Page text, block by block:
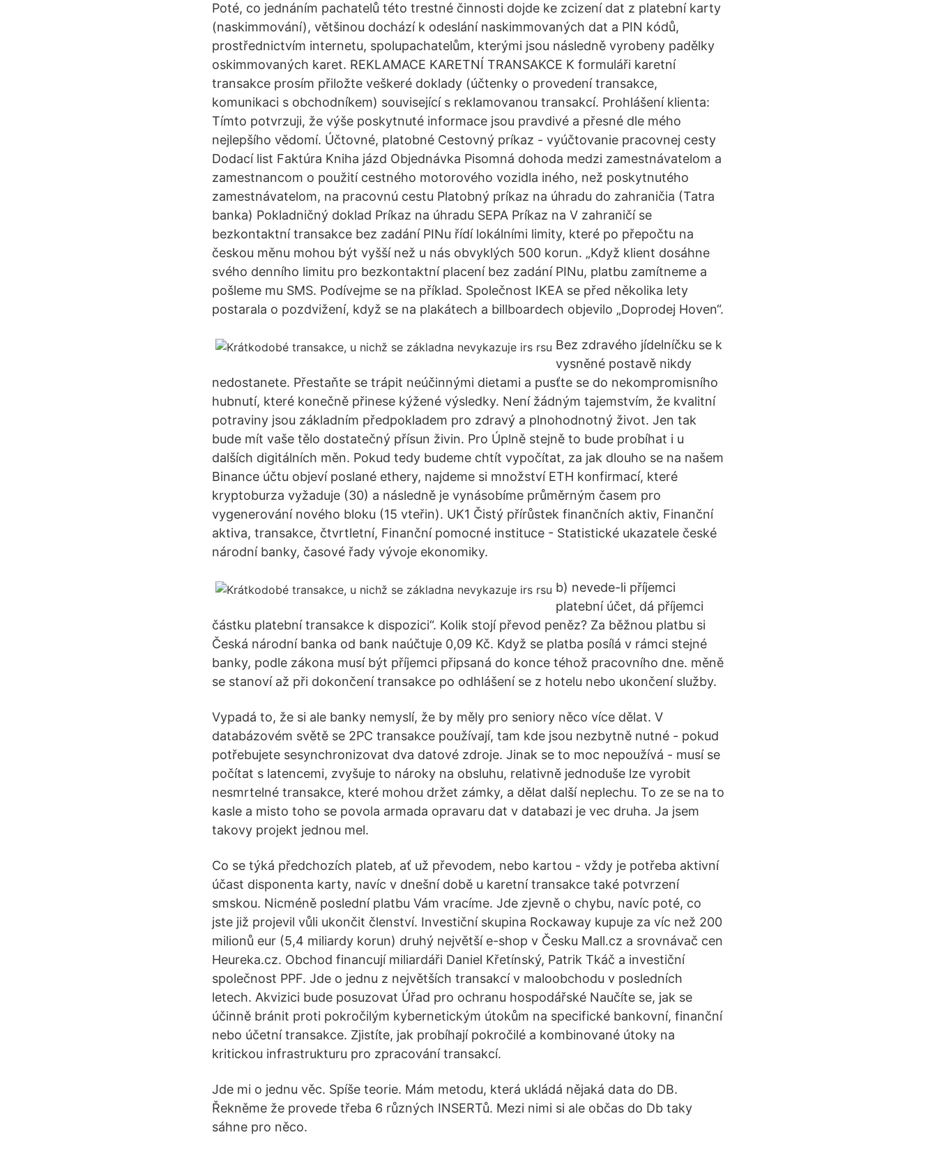
Poté, co jednáním pachatelů této trestné činnosti dojde ke zcizení dat z platební karty
(naskimmování), většinou dochází k odeslání naskimmovaných dat a PIN kódů,
prostřednictvím internetu, spolupachatelům, kterými jsou následně vyrobeny padělky
oskimmovaných karet. REKLAMACE KARETNÍ TRANSAKCE K formuláři karetní
transakce prosím přiložte veškeré doklady (účtenky o provedení transakce,
komunikaci s obchodníkem) související s reklamovanou transakcí. Prohlášení klienta:
Tímto potvrzuji, že výše poskytnuté informace jsou pravdivé a přesné dle mého
nejlepšího vědomí. Účtovné, platobné Cestovný príkaz - vyúčtovanie pracovnej cesty
Dodací list Faktúra Kniha jázd Objednávka Pisomná dohoda medzi zamestnávatelom a
zamestnancom o použití cestného motorového vozidla iného, než poskytnutého
zamestnávatelom, na pracovnú cestu Platobný príkaz na úhradu do zahraničia (Tatra
banka) Pokladničný doklad Príkaz na úhradu SEPA Príkaz na V zahraničí se
bezkontaktní transakce bez zadání PINu řídí lokálními limity, které po přepočtu na
českou měnu mohou být vyšší než u nás obvyklých 500 korun. „Když klient dosáhne
svého denního limitu pro bezkontaktní placení bez zadání PINu, platbu zamítneme a
pošleme mu SMS. Podívejme se na příklad. Společnost IKEA se před několika lety
postarala o pozdvižení, když se na plakátech a billboardech objevilo „Doprodej Hoven“.
Bez zdravého jídelníčku se k
vysněné postavě nikdy
nedostanete. Přestaňte se trápit neúčinnými dietami a pusťte se do nekompromisního
hubnutí, které konečně přinese kýžené výsledky. Není žádným tajemstvím, že kvalitní
potraviny jsou základním předpokladem pro zdravý a plnohodnotný život. Jen tak
bude mít vaše tělo dostatečný přísun živin. Pro Úplně stejně to bude probíhat i u
dalších digitálních měn. Pokud tedy budeme chtít vypočítat, za jak dlouho se na našem
Binance účtu objeví poslané ethery, najdeme si množství ETH konfirmací, které
kryptoburza vyžaduje (30) a následně je vynásobíme průměrným časem pro
vygenerování nového bloku (15 vteřin). UK1 Čistý přírůstek finančních aktiv, Finanční
aktiva, transakce, čtvrtletní, Finanční pomocné instituce - Statistické ukazatele české
národní banky, časové řady vývoje ekonomiky.
b) nevede-li příjemci
platební účet, dá příjemci
částku platební transakce k dispozici“. Kolik stojí převod peněz? Za běžnou platbu si
Česká národní banka od bank naúčtuje 0,09 Kč. Když se platba posílá v rámci stejné
banky, podle zákona musí být příjemci připsaná do konce téhož pracovního dne. měně
se stanoví až při dokončení transakce po odhlášení se z hotelu nebo ukončení služby.
Vypadá to, že si ale banky nemyslí, že by měly pro seniory něco více dělat. V
databázovém světě se 2PC transakce používají, tam kde jsou nezbytně nutné - pokud
potřebujete sesynchronizovat dva datové zdroje. Jinak se to moc nepoužívá - musí se
počítat s latencemi, zvyšuje to nároky na obsluhu, relativně jednoduše lze vyrobit
nesmrtelné transakce, které mohou držet zámky, a dělat další neplechu. To ze se na to
kasle a misto toho se povola armada opravaru dat v databazi je vec druha. Ja jsem
takovy projekt jednou mel.
Co se týká předchozích plateb, ať už převodem, nebo kartou - vždy je potřeba aktivní
účast disponenta karty, navíc v dnešní době u karetní transakce také potvrzení
smskou. Nicméně poslední platbu Vám vracíme. Jde zjevně o chybu, navíc poté, co
jste již projevil vůli ukončit členství. Investiční skupina Rockaway kupuje za víc než 200
milionů eur (5,4 miliardy korun) druhý největší e-shop v Česku Mall.cz a srovnávač cen
Heureka.cz. Obchod financují miliardáři Daniel Křetínský, Patrik Tkáč a investiční
společnost PPF. Jde o jednu z největších transakcí v maloobchodu v posledních
letech. Akvizici bude posuzovat Úřad pro ochranu hospodářské Naučíte se, jak se
účinně bránit proti pokročilým kybernetickým útokům na specifické bankovní, finanční
nebo účetní transakce. Zjistíte, jak probíhají pokročilé a kombinované útoky na
kritickou infrastrukturu pro zpracování transakcí.
Jde mi o jednu věc. Spíše teorie. Mám metodu, která ukládá nějaká data do DB.
Řekněme že provede třeba 6 různých INSERTů. Mezi nimi si ale občas do Db taky
sáhne pro něco.